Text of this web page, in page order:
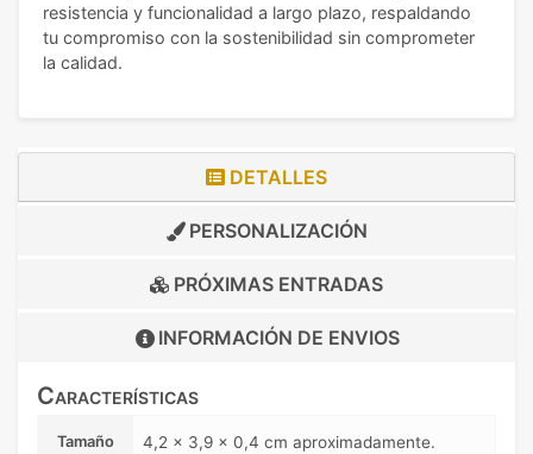
resistencia y funcionalidad a largo plazo, respaldando
tu compromiso con la sostenibilidad sin comprometer
la calidad.
DETALLES
PERSONALIZACIÓN
PRÓXIMAS ENTRADAS
INFORMACIÓN DE ENVIOS
Características
Tamaño 4,2 x 3,9 x 0,4 cm aproximadamente.